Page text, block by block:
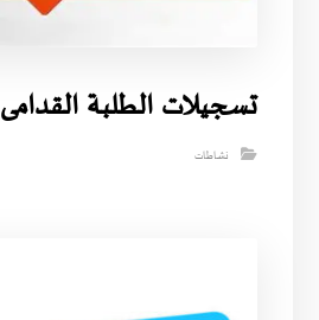
تسجيلات الطلبة القدامى
نشاطات